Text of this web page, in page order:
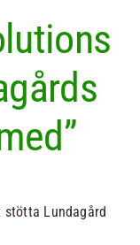
stötta Lundagård